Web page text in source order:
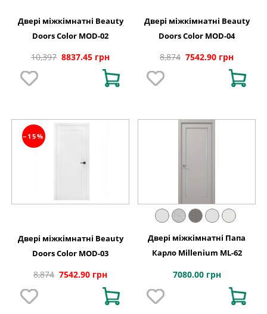
Двері міжкімнатні Beauty
Doors Color MOD-02
10,397 8837.45 грн
Двері міжкімнатні Beauty
Doors Color MOD-04
8,874 7542.90 грн
−15%
Двері міжкімнатні Beauty
Doors Color MOD-03
8,874 7542.90 грн
Двері міжкімнатні Папа
Карло Millenium ML-62
7080.00 грн